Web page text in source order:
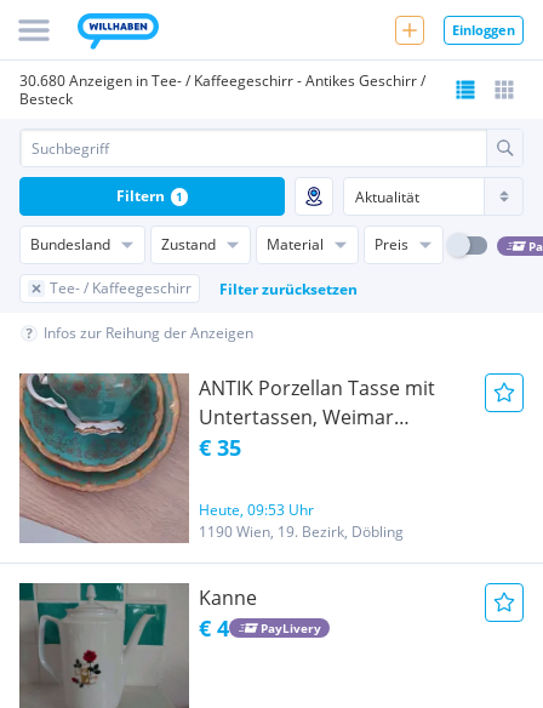
Einloggen
30.680 Anzeigen in Tee- / Kaffeegeschirr - Antikes Geschirr /
Besteck
Bundesland Zustand Material Preis
Tee- / Kaffeegeschirr Filter zurücksetzen
Filtern 1
Infos zur Reihung der Anzeigen
ANTIK Porzellan Tasse mit
Untertassen, Weimar
Katharina grün
€ 35
Heute, 09:53 Uhr
1190 Wien, 19. Bezirk, Döbling
Kanne
€ 4 PayLivery